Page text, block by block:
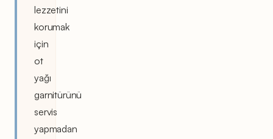
lezzetini
korumak
için
ot
yağı
garnitürünü
servis
yapmadan